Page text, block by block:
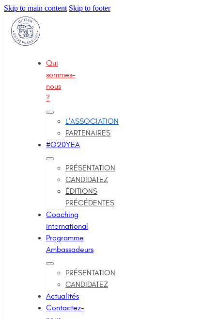
Skip to main content Skip to footer
Qui
sommes-
nous
?
L’ASSOCIATION
PARTENAIRES
#G20YEA
PRÉSENTATION
CANDIDATEZ
ÉDITIONS
PRÉCÉDENTES
Coaching
international
Programme
Ambassadeurs
PRÉSENTATION
CANDIDATEZ
Actualités
Contactez-